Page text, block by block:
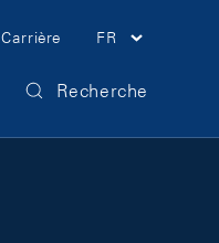
Carrière FR
Recherche